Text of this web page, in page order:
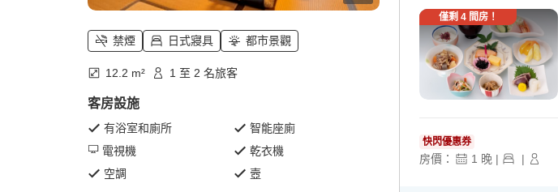
禁煙 日式寢具 都市景觀
12.2 m² 1 至 2 名旅客
客房設施
有浴室和廁所
智能座廁
電視機
乾衣機
空調
壼
僅剩 4間房！
快閃優惠券
房價： 1 晚 | |